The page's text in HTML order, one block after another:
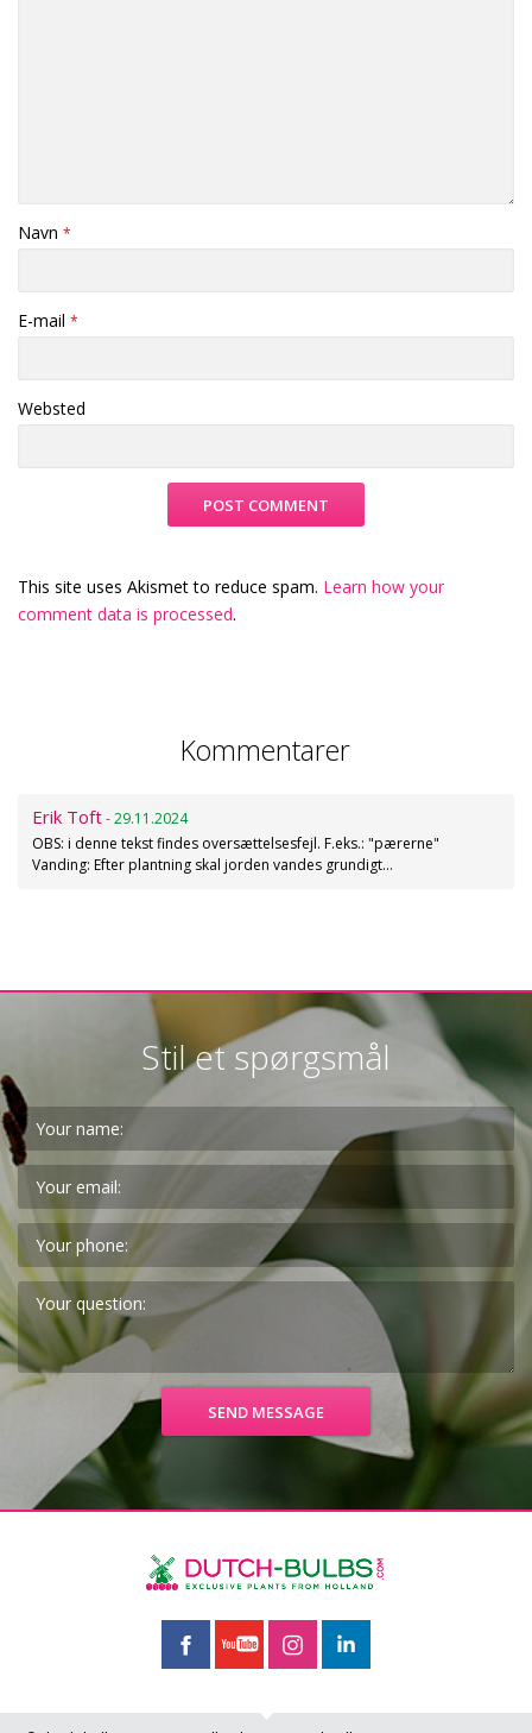
Navn *
E-mail *
Websted
This site uses Akismet to reduce spam. Learn how your
comment data is processed.
Kommentarer
Erik Toft- 29.11.2024
OBS: i denne tekst findes oversættelsesfejl. F.eks.: "pærerne"
Vanding: Efter plantning skal jorden vandes grundigt…
Stil et spørgsmål